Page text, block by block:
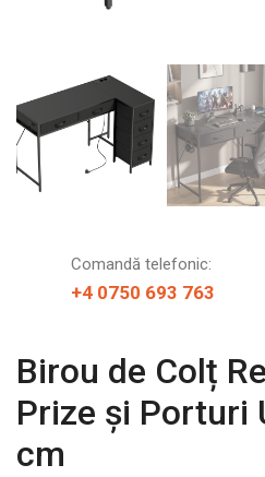
Comandă telefonic:
+4 0750 693 763
Birou de Colț
Prize și Porturi
cm